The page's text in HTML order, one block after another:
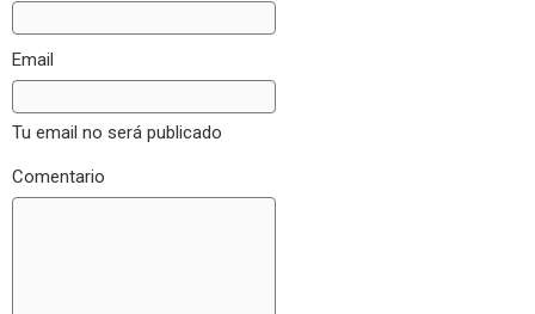
Email
Tu email no será publicado
Comentario